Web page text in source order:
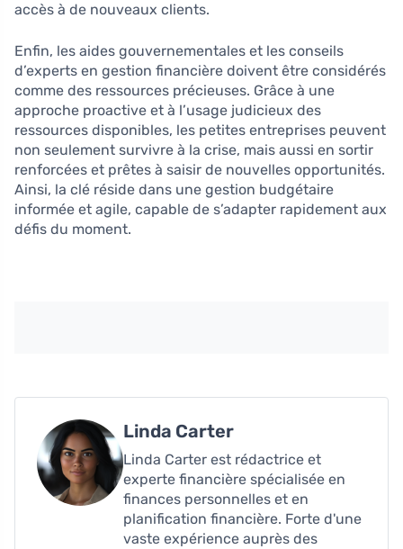
accès à de nouveaux clients.
Enfin, les aides gouvernementales et les conseils
d’experts en gestion financière doivent être considérés
comme des ressources précieuses. Grâce à une
approche proactive et à l’usage judicieux des
ressources disponibles, les petites entreprises peuvent
non seulement survivre à la crise, mais aussi en sortir
renforcées et prêtes à saisir de nouvelles opportunités.
Ainsi, la clé réside dans une gestion budgétaire
informée et agile, capable de s’adapter rapidement aux
défis du moment.
Linda Carter
Linda Carter est rédactrice et
experte financière spécialisée en
finances personnelles et en
planification financière. Forte d'une
vaste expérience auprès des